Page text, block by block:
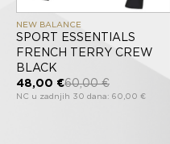
NEW BALANCE
SPORT ESSENTIALS
FRENCH TERRY CREW
BLACK
48,00 €60,00 €
NC u zadnjih 30 dana: 60,00 €